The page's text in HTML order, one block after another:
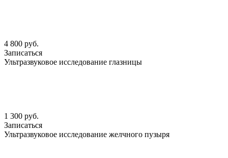
4 800 руб.
Записаться
Ультразвуковое исследование глазницы
1 300 руб.
Записаться
Ультразвуковое исследование желчного пузыря